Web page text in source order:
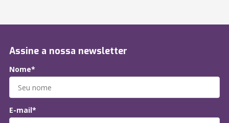
Assine a nossa newsletter
Nome*
E-mail*